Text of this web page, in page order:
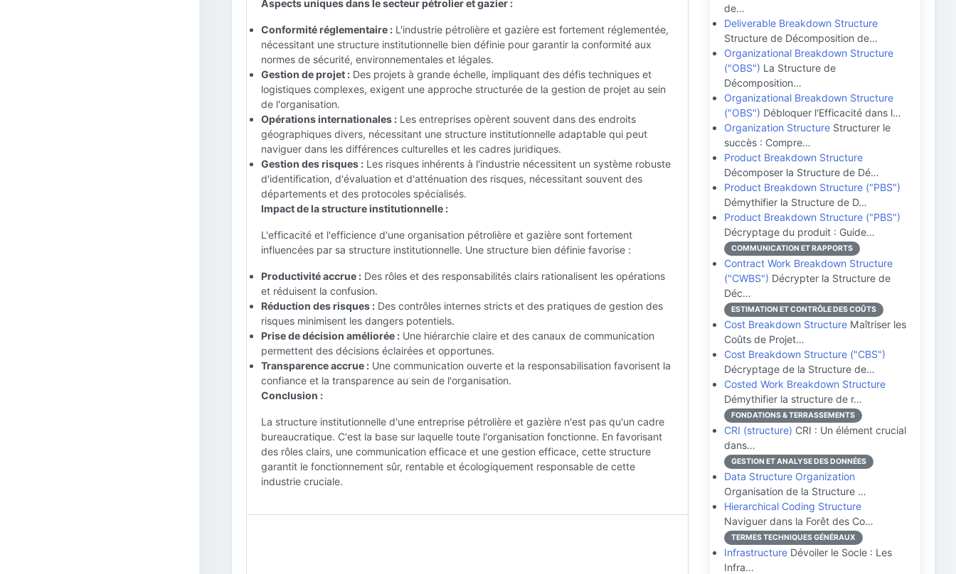
Aspects uniques dans le secteur pétrolier et gazier :
Conformité réglementaire : L'industrie pétrolière et gazière est fortement réglementée,
nécessitant une structure institutionnelle bien définie pour garantir la conformité aux
normes de sécurité, environnementales et légales.
Gestion de projet : Des projets à grande échelle, impliquant des défis techniques et
logistiques complexes, exigent une approche structurée de la gestion de projet au sein
de l'organisation.
Opérations internationales : Les entreprises opèrent souvent dans des endroits
géographiques divers, nécessitant une structure institutionnelle adaptable qui peut
naviguer dans les différences culturelles et les cadres juridiques.
Gestion des risques : Les risques inhérents à l'industrie nécessitent un système robuste
d'identification, d'évaluation et d'atténuation des risques, nécessitant souvent des
départements et des protocoles spécialisés.
Impact de la structure institutionnelle :
L'efficacité et l'efficience d'une organisation pétrolière et gazière sont fortement
influencées par sa structure institutionnelle. Une structure bien définie favorise :
Productivité accrue : Des rôles et des responsabilités clairs rationalisent les opérations
et réduisent la confusion.
Réduction des risques : Des contrôles internes stricts et des pratiques de gestion des
risques minimisent les dangers potentiels.
Prise de décision améliorée : Une hiérarchie claire et des canaux de communication
permettent des décisions éclairées et opportunes.
Transparence accrue : Une communication ouverte et la responsabilisation favorisent la
confiance et la transparence au sein de l'organisation.
Conclusion :
La structure institutionnelle d'une entreprise pétrolière et gazière n'est pas qu'un cadre
bureaucratique. C'est la base sur laquelle toute l'organisation fonctionne. En favorisant
des rôles clairs, une communication efficace et une gestion efficace, cette structure
garantit le fonctionnement sûr, rentable et écologiquement responsable de cette
industrie cruciale.
de…
Deliverable Breakdown Structure
Structure de Décomposition de…
Organizational Breakdown Structure
("OBS") La Structure de
Décomposition…
Organizational Breakdown Structure
("OBS") Débloquer l'Efficacité dans l…
Organization Structure Structurer le
succès : Compre…
Product Breakdown Structure
Décomposer la Structure de Dé…
Product Breakdown Structure ("PBS")
Démythifier la Structure de D…
Product Breakdown Structure ("PBS")
Décryptage du produit : Guide…
COMMUNICATION ET RAPPORTS
Contract Work Breakdown Structure
("CWBS") Décrypter la Structure de
Déc…
ESTIMATION ET CONTRÔLE DES COÛTS
Cost Breakdown Structure Maîtriser les
Coûts de Projet…
Cost Breakdown Structure ("CBS")
Décryptage de la Structure de…
Costed Work Breakdown Structure
Démythifier la structure de r…
FONDATIONS & TERRASSEMENTS
CRI (structure) CRI : Un élément crucial
dans…
GESTION ET ANALYSE DES DONNÉES
Data Structure Organization
Organisation de la Structure …
Hierarchical Coding Structure
Naviguer dans la Forêt des Co…
TERMES TECHNIQUES GÉNÉRAUX
Infrastructure Dévoiler le Socle : Les
Infra…